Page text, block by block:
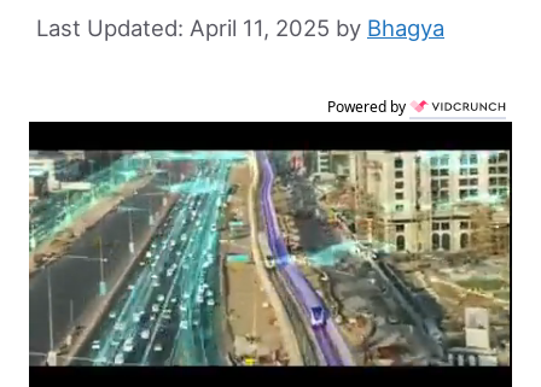
April 11, 2025 by Bhagya
Powered by